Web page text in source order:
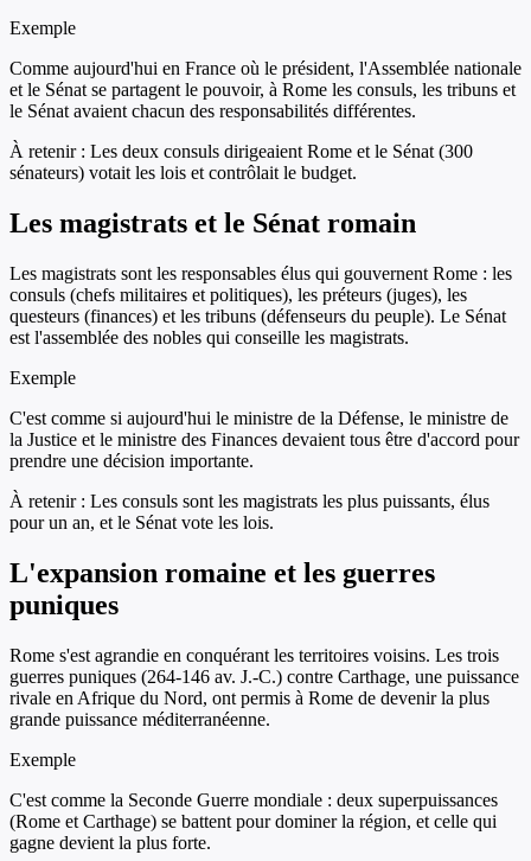
Exemple
Comme aujourd'hui en France où le président, l'Assemblée nationale
et le Sénat se partagent le pouvoir, à Rome les consuls, les tribuns et
le Sénat avaient chacun des responsabilités différentes.
À retenir : Les deux consuls dirigeaient Rome et le Sénat (300
sénateurs) votait les lois et contrôlait le budget.
Les magistrats et le Sénat romain
Les magistrats sont les responsables élus qui gouvernent Rome : les
consuls (chefs militaires et politiques), les préteurs (juges), les
questeurs (finances) et les tribuns (défenseurs du peuple). Le Sénat
est l'assemblée des nobles qui conseille les magistrats.
Exemple
C'est comme si aujourd'hui le ministre de la Défense, le ministre de
la Justice et le ministre des Finances devaient tous être d'accord pour
prendre une décision importante.
À retenir : Les consuls sont les magistrats les plus puissants, élus
pour un an, et le Sénat vote les lois.
L'expansion romaine et les guerres
puniques
Rome s'est agrandie en conquérant les territoires voisins. Les trois
guerres puniques (264-146 av. J.-C.) contre Carthage, une puissance
rivale en Afrique du Nord, ont permis à Rome de devenir la plus
grande puissance méditerranéenne.
Exemple
C'est comme la Seconde Guerre mondiale : deux superpuissances
(Rome et Carthage) se battent pour dominer la région, et celle qui
gagne devient la plus forte.